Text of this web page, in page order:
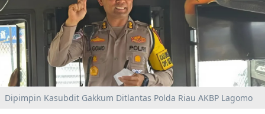
Dipimpin Kasubdit Gakkum Ditlantas Polda Riau AKBP Lagomo